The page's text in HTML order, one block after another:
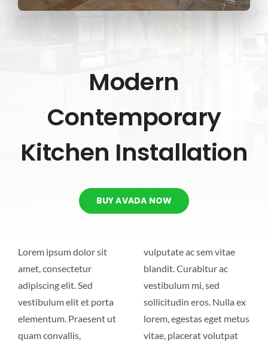
Modern
Contemporary
Kitchen Installation
BUY AVADA NOW
Lorem ipsum dolor sit
amet, consectetur
adipiscing elit. Sed
vestibulum elit et porta
elementum. Praesent ut
quam convallis,
vulputate ac sem vitae
blandit. Curabitur ac
vestibulum mi, sed
sollicitudin eros. Nulla ex
lorem, egestas eget metus
vitae, placerat volutpat